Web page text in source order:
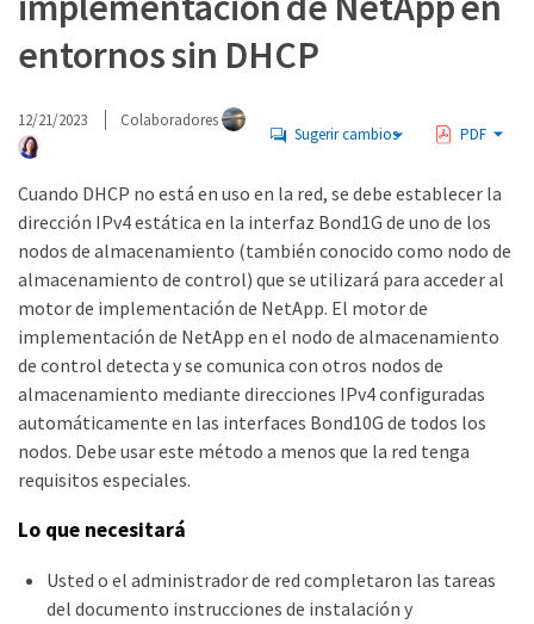
entornos sin DHCP
12/21/2023 Colaboradores
Sugerir cambios PDF
Cuando DHCP no está en uso en la red, se debe establecer la
dirección IPv4 estática en la interfaz Bond1G de uno de los
nodos de almacenamiento (también conocido como nodo de
almacenamiento de control) que se utilizará para acceder al
motor de implementación de NetApp. El motor de
implementación de NetApp en el nodo de almacenamiento
de control detecta y se comunica con otros nodos de
almacenamiento mediante direcciones IPv4 configuradas
automáticamente en las interfaces Bond10G de todos los
nodos. Debe usar este método a menos que la red tenga
requisitos especiales.
Lo que necesitará
Usted o el administrador de red completaron las tareas
del documento instrucciones de instalación y